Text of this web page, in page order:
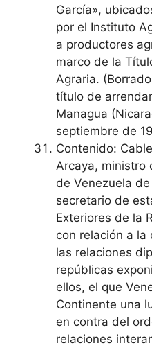
García»,
por el Instituto
a productores
marco de la
Agraria.
título de
Managua
septiembre de
Contenido:
Arcaya, ministro
de Venezuela
secretario de
Exteriores de la
con relación a
las relaciones
repúblicas
ellos, el que
Continente una
en contra del
relaciones